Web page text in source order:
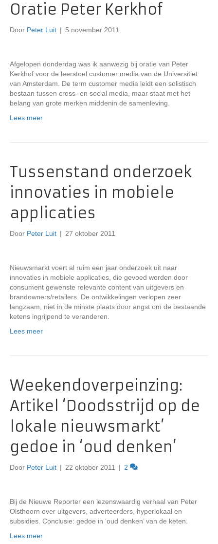
Oratie Peter Kerkhof
Door Peter Luit | 5 november 2011
Afgelopen donderdag was ik aanwezig bij oratie van Peter
Kerkhof voor de leerstoel customer media van de Universitiet
van Amsterdam. De term customer media leidt een solistisch
bestaan tussen cross- en social media, maar staat met het
belang van grote merken middenin de samenleving.
Lees meer
Tussenstand onderzoek
innovaties in mobiele
applicaties
Door Peter Luit | 27 oktober 2011
Nieuwsmarkt voert al ruim een jaar onderzoek uit naar
innovaties in mobiele applicaties, die gevoed worden door
consument gewenste relevante content van uitgevers en
brandowners/retailers. De ontwikkelingen verlopen zeer
langzaam, niet in de minste plaats door angst om de bestaande
ketens ingrijpend te veranderen.
Lees meer
Weekendoverpeinzing:
Artikel ‘Doodsstrijd op de
lokale nieuwsmarkt’
gedoe in ‘oud denken’
Door Peter Luit | 22 oktober 2011 | 2
Bij de Nieuwe Reporter een lezenswaardig verhaal van Peter
Olsthoorn over uitgevers, adverteerders, hyperlokaal en
subsidies. Conclusie: gedoe in ‘oud denken’ van de keten.
Lees meer